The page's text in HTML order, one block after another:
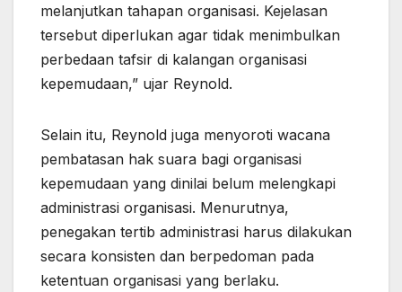
melanjutkan tahapan organisasi. Kejelasan
tersebut diperlukan agar tidak menimbulkan
perbedaan tafsir di kalangan organisasi
kepemudaan,” ujar Reynold.
Selain itu, Reynold juga menyoroti wacana
pembatasan hak suara bagi organisasi
kepemudaan yang dinilai belum melengkapi
administrasi organisasi. Menurutnya,
penegakan tertib administrasi harus dilakukan
secara konsisten dan berpedoman pada
ketentuan organisasi yang berlaku.